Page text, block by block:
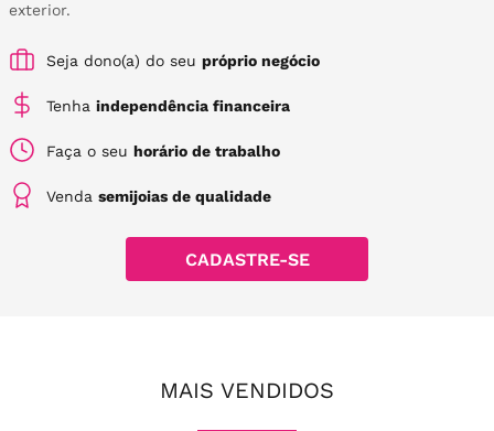
exterior.
Seja dono(a) do seu próprio negócio
Tenha independência financeira
Faça o seu horário de trabalho
Venda semijoias de qualidade
CADASTRE-SE
MAIS VENDIDOS